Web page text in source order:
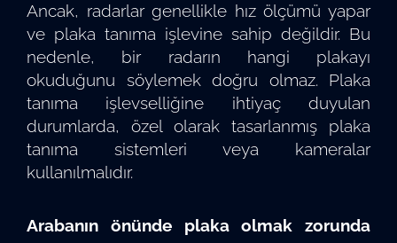
Ancak, radarlar genellikle hız ölçümü yapar
ve plaka tanıma işlevine sahip değildir. Bu
nedenle, bir radarın hangi plakayı
okuduğunu söylemek doğru olmaz. Plaka
tanıma işlevselliğine ihtiyaç duyulan
durumlarda, özel olarak tasarlanmış plaka
tanıma sistemleri veya kameralar
kullanılmalıdır.
Arabanın önünde plaka olmak zorunda